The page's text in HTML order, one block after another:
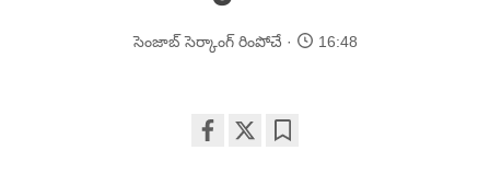
సెంజాబ్ సెర్కాంగ్ రింపోచే 16:48